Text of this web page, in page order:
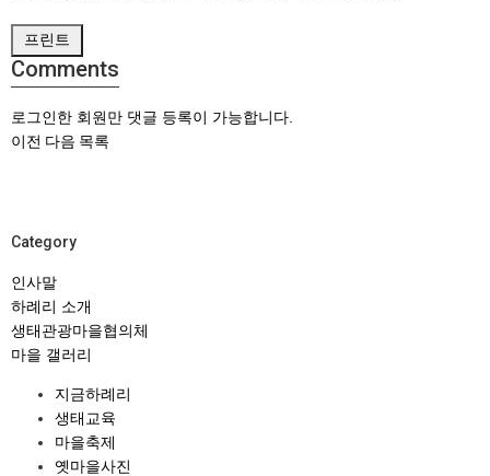
프린트
Comments
로그인한 회원만 댓글 등록이 가능합니다.
이전 다음 목록
Category
인사말
하례리 소개
생태관광마을협의체
마을 갤러리
지금하례리
생태교육
마을축제
옛마을사진